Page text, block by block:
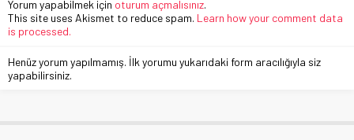
Yorum yapabilmek için oturum açmalısınız.
This site uses Akismet to reduce spam. Learn how your comment data
is processed.
Henüz yorum yapılmamış. İlk yorumu yukarıdaki form aracılığıyla siz
yapabilirsiniz.